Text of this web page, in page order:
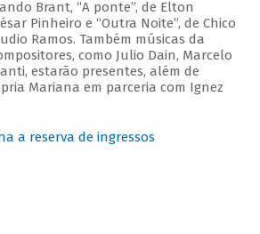
Brant, “A ponte”, de Elton
Pinheiro e “Outra Noite”, de Chico
Ramos. Também músicas da
como Julio Dain, Marcelo
estarão presentes, além de
Mariana em parceria com Ignez
a reserva de ingressos